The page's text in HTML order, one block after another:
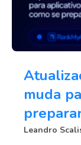
muda
Leandro